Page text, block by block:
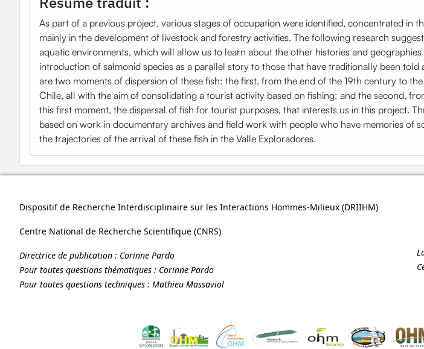
As part of a previous project, various stages of occupation were identified, concentrated
mainly in the development of livestock and forestry activities. The following research
aquatic environments, which will allow us to learn about the other histories and
introduction of salmonid species as a parallel story to those that have traditionally been
are two moments of dispersion of these fish: the first, from the end of the 19th century to
Chile, all with the aim of consolidating a tourist activity based on fishing; and the second,
this first moment, the dispersal of fish for tourist purposes, that interests us in this project.
based on work in documentary archives and field work with people who have memories of
the trajectories of the arrival of these fish in the Valle Exploradores.
Dispositif de Recherche Interdisciplinaire sur les Interactions Hommes-Milieux (DRIIHM)
Centre National de Recherche Scientifique (CNRS)
Directrice de publication : Corinne Pardo
Pour toutes questions thématiques : Corinne Pardo
Pour toutes questions techniques : Mathieu Massaviol